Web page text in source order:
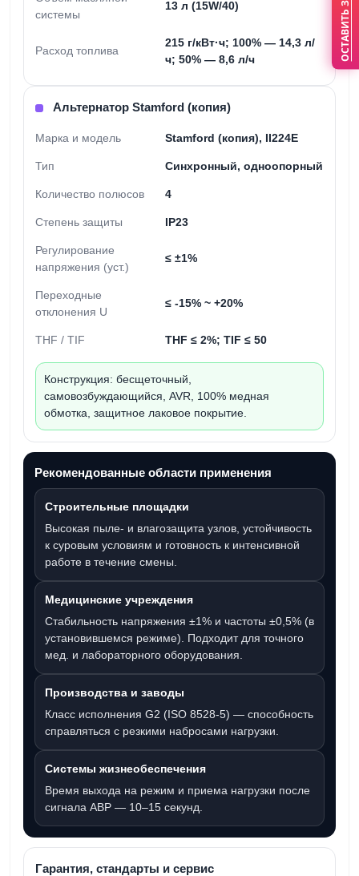
системы
13 л (15W/40)
Расход топлива
215 г/кВт·ч; 100% — 14,3 л/
ч; 50% — 8,6 л/ч
Альтернатор Stamford (копия)
Марка и модель Stamford (копия), II224E
Тип Синхронный, одноопорный
Количество полюсов 4
Степень защиты IP23
Регулирование
напряжения (уст.)
≤ ±1%
Переходные
отклонения U
≤ -15% ~ +20%
THF / TIF THF ≤ 2%; TIF ≤ 50
Конструкция: бесщеточный,
самовозбуждающийся, AVR, 100% медная
обмотка, защитное лаковое покрытие.
Рекомендованные области применения
Строительные площадки
Высокая пыле- и влагозащита узлов, устойчивость
к суровым условиям и готовность к интенсивной
работе в течение смены.
Медицинские учреждения
Стабильность напряжения ±1% и частоты ±0,5% (в
установившемся режиме). Подходит для точного
мед. и лабораторного оборудования.
Производства и заводы
Класс исполнения G2 (ISO 8528-5) — способность
справляться с резкими набросами нагрузки.
Системы жизнеобеспечения
Время выхода на режим и приема нагрузки после
сигнала АВР — 10–15 секунд
Гарантия, стандарты и сервис